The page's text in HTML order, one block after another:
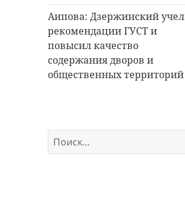
Аипова: Дзержинский учел
рекомендации ГУСТ и
повысил качество
содержания дворов и
общественных территорий
Найти: